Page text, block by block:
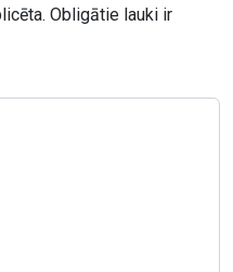
Obligātie lauki ir